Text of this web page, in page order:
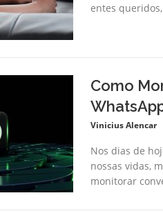
entes
Como
Vinicius Alencar
Nos dias de
nossas vidas,
monitorar